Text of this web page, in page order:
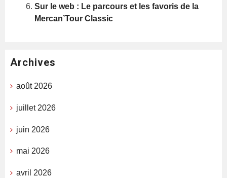
Sur le web : Le parcours et les favoris de la
Mercan’Tour Classic
Archives
août 2026
juillet 2026
juin 2026
mai 2026
avril 2026